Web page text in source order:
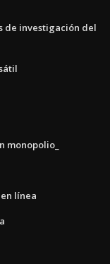
de investigación del
monopolio_
línea